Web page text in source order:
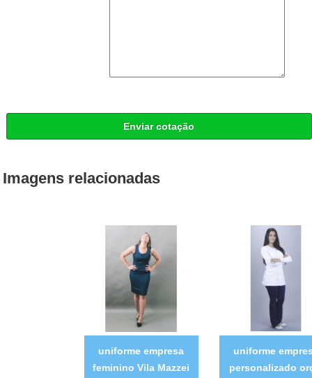
Enviar cotação
Imagens relacionadas
uniforme empresa
feminino Vila Mazzei
uniforme
personalizado